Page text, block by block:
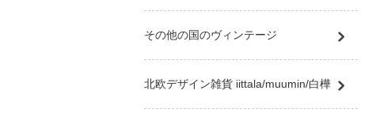
その他の国のヴィンテージ
北欧デザイン雑貨 iittala/muumin/白樺